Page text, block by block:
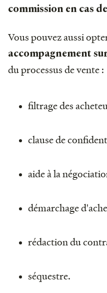
commission en cas
Vous pouvez aussi
accompagnement
du processus de vente :
filtrage des
clause de
aide à la
démarchage
rédaction du
séquestre.